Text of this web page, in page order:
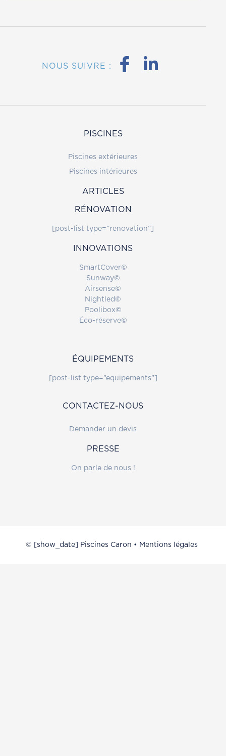
NOUS SUIVRE :
PISCINES
Piscines extérieures
Piscines intérieures
ARTICLES
RÉNOVATION
[post-list type=”renovation”]
INNOVATIONS
SmartCover©
Sunway©
Airsense©
Nightled ©
Poolibox©
Éco-réserve©
ÉQUIPEMENTS
[post-list type=”equipements”]
CONTACTEZ-NOUS
Demander un devis
PRESSE
On parle de nous !
© [show_date] Piscines Caron • Mentions légales